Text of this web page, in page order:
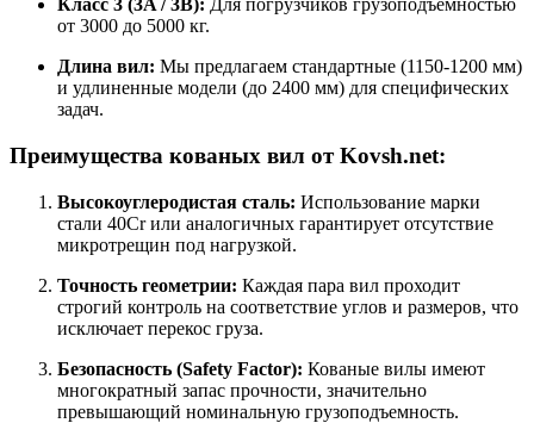
Класс 3 (3A / 3B): Для погрузчиков грузоподъемностью
от 3000 до 5000 кг.
Длина вил: Мы предлагаем стандартные (1150-1200 мм)
и удлиненные модели (до 2400 мм) для специфических
задач.
Преимущества кованых вил от Kovsh.net:
Высокоуглеродистая сталь: Использование марки
стали 40Cr или аналогичных гарантирует отсутствие
микротрещин под нагрузкой.
Точность геометрии: Каждая пара вил проходит
строгий контроль на соответствие углов и размеров, что
исключает перекос груза.
Безопасность (Safety Factor): Кованые вилы имеют
многократный запас прочности, значительно
превышающий номинальную грузоподъемность.